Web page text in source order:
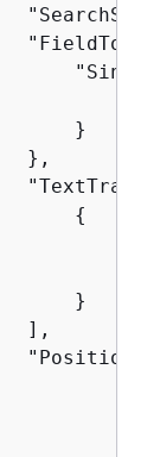
}
},
{
}
],